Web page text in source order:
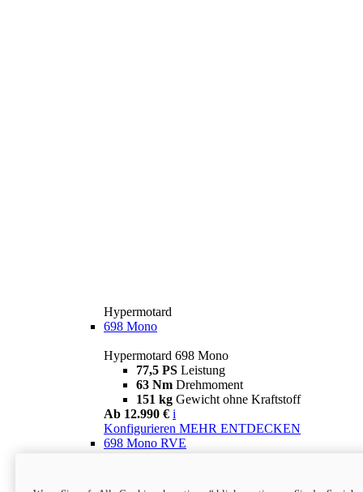
Hypermotard
698 Mono
Hypermotard 698 Mono
77,5 PS Leistung
63 Nm Drehmoment
151 kg Gewicht ohne Kraftstoff
Ab 12.990 € i
Konfigurieren MEHR ENTDECKEN
698 Mono RVE
77,5 PS
Leistung